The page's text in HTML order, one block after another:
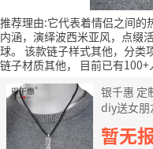
推荐理由:它代表着情侣之间的
内涵，演绎波西米亚风，点缀
球。 该款链子样式其他，分类
链子材质其他，
目前已有100+
银千惠 定
diy送女朋
1.5mm+
暂无